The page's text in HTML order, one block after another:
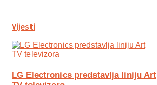
Vijesti
LG Electronics predstavlja liniju Art